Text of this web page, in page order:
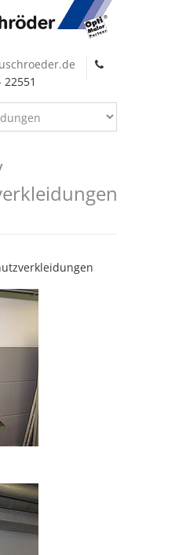
22551